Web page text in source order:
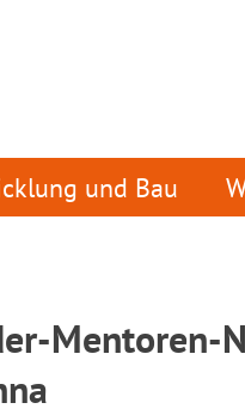
und Bau
Mentoren-